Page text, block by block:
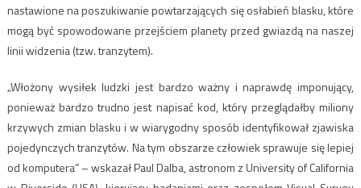
nastawione na poszukiwanie powtarzających się osłabień blasku, które
mogą być spowodowane przejściem planety przed gwiazdą na naszej
linii widzenia (tzw. tranzytem).
„Włożony wysiłek ludzki jest bardzo ważny i naprawdę imponujący,
ponieważ bardzo trudno jest napisać kod, który przeglądałby miliony
krzywych zmian blasku i w wiarygodny sposób identyfikował zjawiska
pojedynczych tranzytów. Na tym obszarze człowiek sprawuje się lepiej
od komputera” – wskazał Paul Dalba, astronom z University of California